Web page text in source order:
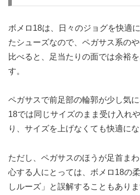
ボメロ18は、日々のジョグを快適
たシューズなので、ペガサス系の
比べると、足当たりの面では余裕
す。
ペガサスで前足部の輪郭が少し気
18では同じサイズのまま受け入れ
り、サイズを上げなくても快適に
ただし、ペガサスのほうが足首ま
心する人にとっては、ボメロ18の
しルーズ」と誤解することもありま